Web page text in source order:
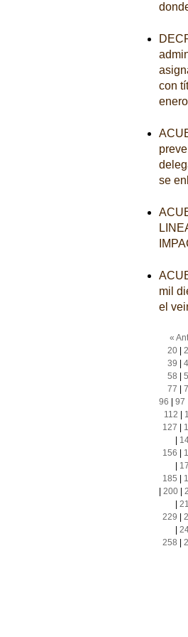
con
se
mil
el
«
20|
39
58
77
96
97
112
127
156
185
200|
229
258